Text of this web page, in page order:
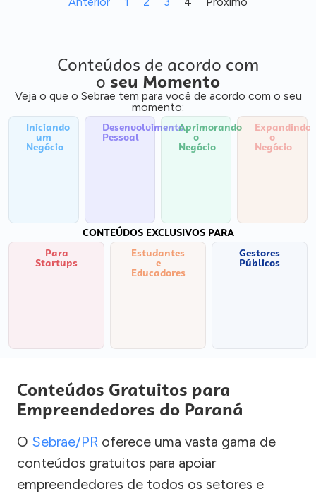
Conteúdos de acordo com
o seu Momento
Veja o que o Sebrae tem para você de acordo com o seu
momento:
Iniciando
um
Negócio
Desenvolvimento
Pessoal
Aprimorando
o
Negócio
Expandindo
o
Negócio
CONTEÚDOS EXCLUSIVOS PARA
Para
Startups
Estudantes
e
Educadores
Gestores
Públicos
Conteúdos Gratuitos para
Empreendedores do Paraná
O Sebrae/PR oferece uma vasta gama de
conteúdos gratuitos para apoiar
empreendedores de todos os setores e